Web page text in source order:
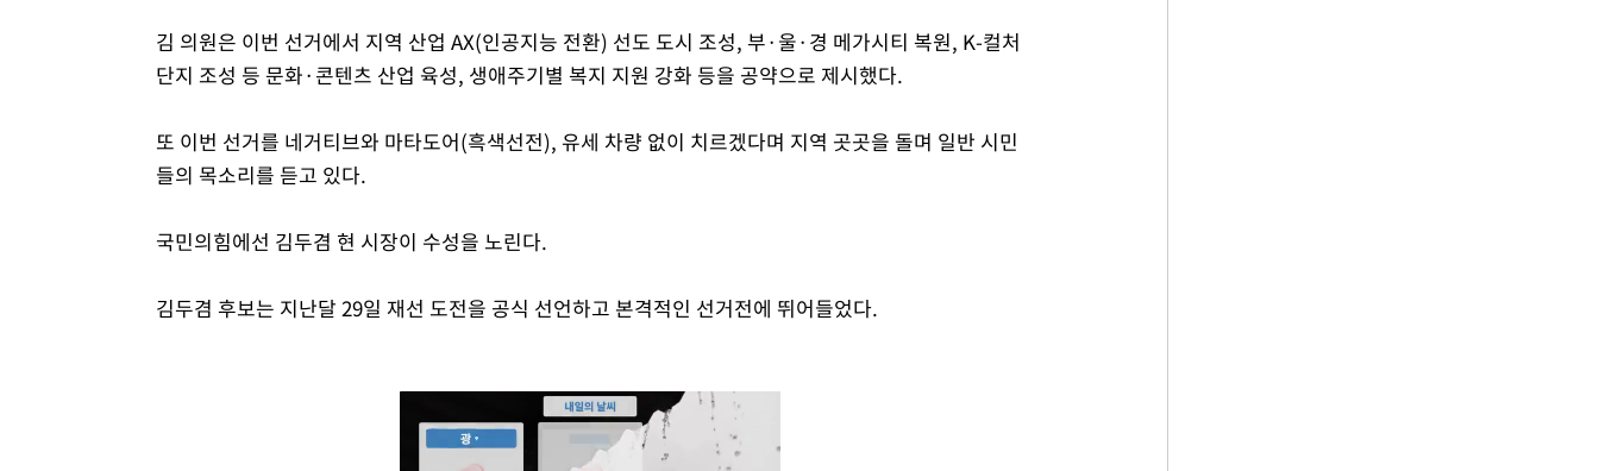
김 의원은 이번 선거에서 지역 산업 AX(인공지능 전환) 선도 도시 조성, 부·울·경 메가시티 복원, K-컬처
단지 조성 등 문화·콘텐츠 산업 육성, 생애주기별 복지 지원 강화 등을 공약으로 제시했다.
또 이번 선거를 네거티브와 마타도어(흑색선전), 유세 차량 없이 치르겠다며 지역 곳곳을 돌며 일반 시민
들의 목소리를 듣고 있다.
국민의힘에선 김두겸 현 시장이 수성을 노린다.
김두겸 후보는 지난달 29일 재선 도전을 공식 선언하고 본격적인 선거전에 뛰어들었다.